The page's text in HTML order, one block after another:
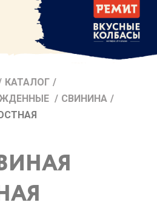
КАТАЛОГ /
/ СВИНИНА /